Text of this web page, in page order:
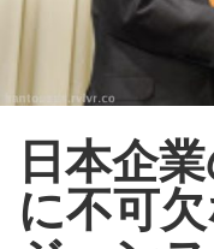
人気順
新着順
タグ
その他
このコミュニティ
ヘルプ
利用規約
REVOLVER
日本企
に不可